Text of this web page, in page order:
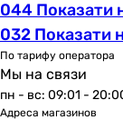
внутри здания
внутри здания
внутри здания
внутри здания
внутри здания
044 Показати
032 Показати
По тарифу оператора
Мы на связи
пн - вс: 09:01 -
Адреса магазинов